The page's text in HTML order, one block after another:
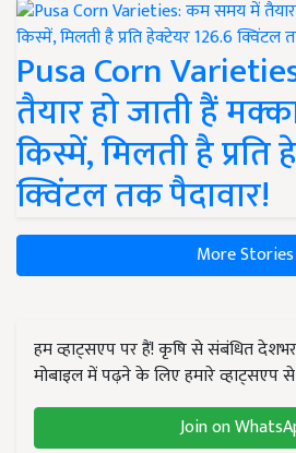
Pusa Corn
तैयार हो जाती हैं
किस्में, मिलती है प्रति
क्विंटल तक पैदावार!
More Stories
हम व्हाट्सएप पर हैं! कृषि से संबंधित
मोबाइल में पढ़ने के लिए हमारे व्हाट्सएप
Join on